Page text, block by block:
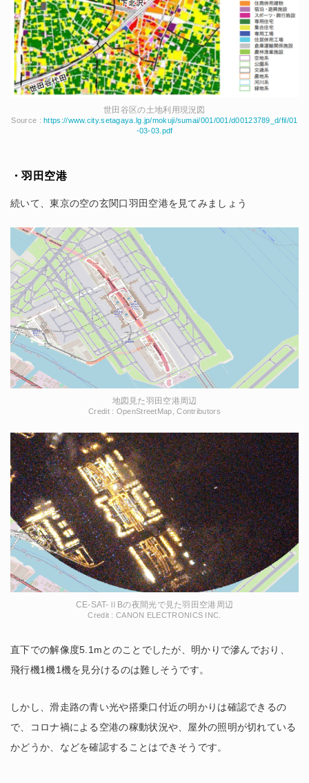
世田谷区の土地利用現況図
Source :https://www.city.setagaya.lg.jp/mokuji/sumai/001/001/d00123789_d/fil/01
-03-03.pdf
・羽田空港
続いて、東京の空の玄関口羽田空港を見てみましょう
地図見た羽田空港周辺
Credit : OpenStreetMap, Contributors
CE-SAT-ⅡBの夜間光で見た羽田空港周辺
Credit : CANON ELECTRONICS INC.
直下での解像度5.1mとのことでしたが、明かりで滲んでおり、
飛行機1機1機を見分けるのは難しそうです。
しかし、滑走路の青い光や搭乗口付近の明かりは確認できるの
で、コロナ禍による空港の稼動状況や、屋外の照明が切れている
かどうか、などを確認することはできそうです。